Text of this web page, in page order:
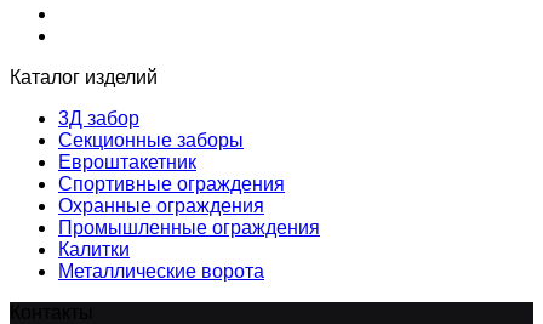
Каталог изделий
3Д забор
Секционные заборы
Евроштакетник
Спортивные ограждения
Охранные ограждения
Промышленные ограждения
Калитки
Металлические ворота